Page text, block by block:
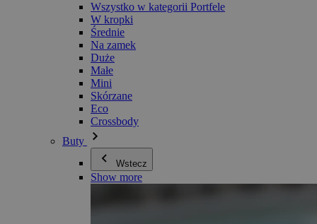
Wszystko w kategorii Portfele
W kropki
Średnie
Na zamek
Duże
Małe
Mini
Skórzane
Eco
Crossbody
Buty
Wstecz
Show more